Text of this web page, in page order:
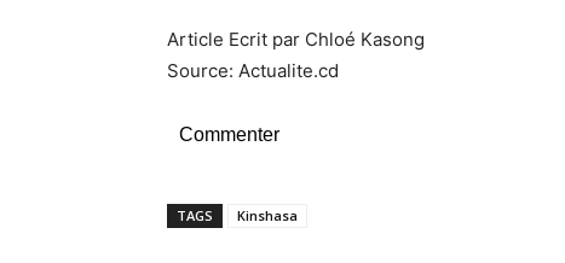
Article Ecrit par Chloé Kasong
Source: Actualite.cd
Commenter
TAGS Kinshasa